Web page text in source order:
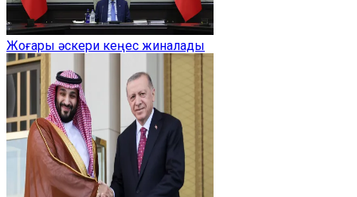
Жоғары әскери кеңес жиналады